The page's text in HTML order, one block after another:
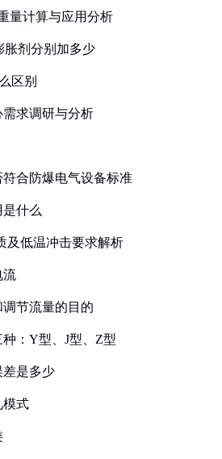
量计算与应用分析
胀剂分别加多少
区别
求调研与分析
合防爆电气设备标准
什么
及低温冲击要求解析
流
节流量的目的
：Y型、J型、Z型
差是多少
模式